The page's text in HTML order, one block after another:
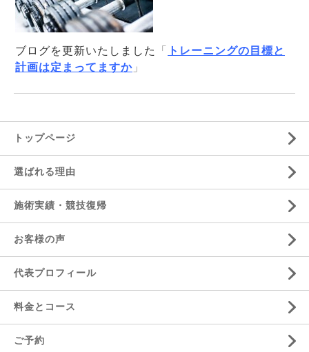
ブログを更新いたしました 「
トレーニングの目標と
計画は定まってますか 」
トップページ
選ばれる理由
施術実績・競技復帰
お客様の声
代表プロフィール
料金とコース
ご予約